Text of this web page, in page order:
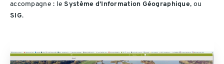
accompagne : leSystème d’Information Géographique, ou
SIG.